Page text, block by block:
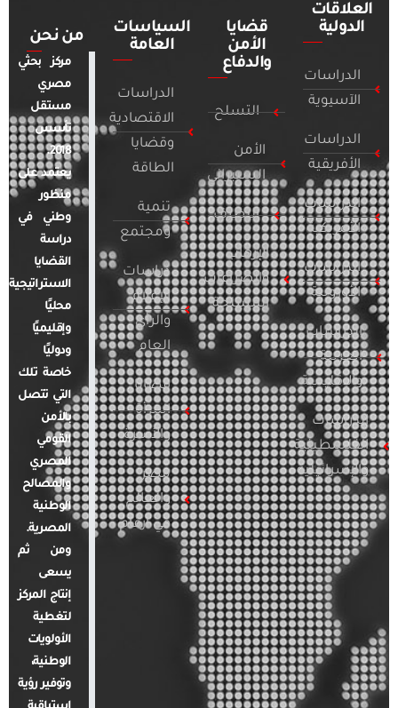
العلاقات
الدولية
الدراسات
الآسيوية
الدراسات
الأفريقية
الدراسات
الأمريكية
الدراسات
الأوروبية
الدراسات
العربية
والإقليمية
الدراسات
الفلسطينية
والإسرائيلية
قضايا
الأمن
والدفاع
التسلح
الأمن
السيبراني
التطرف
الإرهاب
والصراعات
المسلحة
السياسات
العامة
الدراسات
الاقتصادية
وقضايا
الطاقة
تنمية
ومجتمع
دراسات
الإعلام
والرأي
العام
قضايا
المرأة
والأسرة
مصر
والعالم
في أرقام
من نحن
مركز بحثي
مصري
مستقل
تأسس
2018.
يعتمد على
منظور
وطني في
دراسة
القضايا
الاستراتيجية
محليًا
وإقليميًا
ودوليًا
خاصة تلك
التي تتصل
بالأمن
القومي
المصري
والمصالح
الوطنية
المصرية.
ومن ثم
يسعى
إنتاج المركز
لتغطية
الأولويات
الوطنية،
وتوفير رؤية